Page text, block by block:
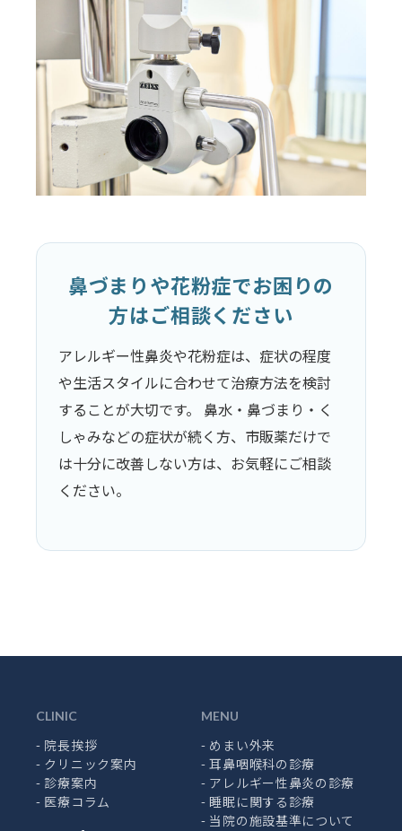
鼻づまりや花粉症でお困りの
方はご相談ください
アレルギー性鼻炎や花粉症は、症状の程度
や生活スタイルに合わせて治療方法を検討
することが大切です。 鼻水・鼻づまり・く
しゃみなどの症状が続く方、市販薬だけで
は十分に改善しない方は、お気軽にご相談
ください。
CLINIC
- 院長挨拶
- クリニック案内
- 診療案内
- 医療コラム
MENU
- めまい外来
- 耳鼻咽喉科の診療
- アレルギー性鼻炎の診療
- 睡眠に関する診療
- 当院の施設基準について